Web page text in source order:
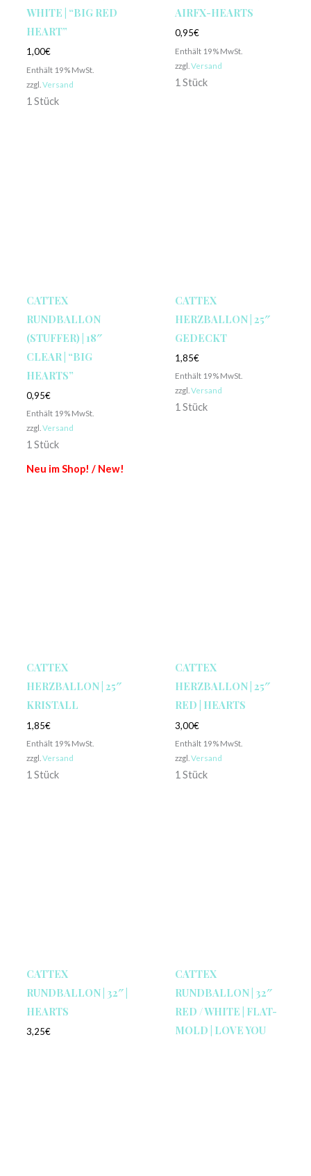
WHITE | “BIG RED
HEART”
1,00€
Enthält 19% MwSt.
zzgl. Versand
1 Stück
AIRFX-HEARTS
0,95€
Enthält 19% MwSt.
zzgl. Versand
1 Stück
CATTEX
RUNDBALLON
(STUFFER) | 18″
CLEAR | “BIG
HEARTS”
0,95€
Enthält 19% MwSt.
zzgl. Versand
1 Stück
Neu im Shop! / New!
CATTEX
HERZBALLON | 25″
GEDECKT
1,85€
Enthält 19% MwSt.
zzgl. Versand
1 Stück
CATTEX
HERZBALLON | 25″
KRISTALL
1,85€
Enthält 19% MwSt.
zzgl. Versand
1 Stück
CATTEX
HERZBALLON | 25″
RED | HEARTS
3,00€
Enthält 19% MwSt.
zzgl. Versand
1 Stück
CATTEX
RUNDBALLON | 32″ |
HEARTS
3,25€
CATTEX
RUNDBALLON | 32″
RED / WHITE | FLAT-
MOLD | LOVE YOU